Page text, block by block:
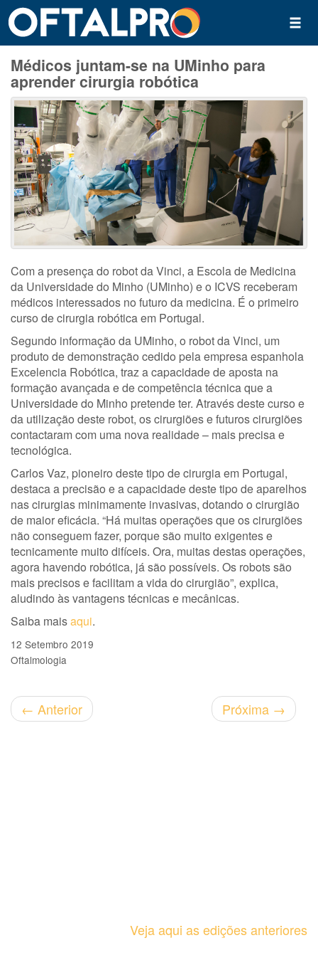
Médicos juntam-se na UMinho para
aprender cirurgia robótica
Com a presença do robot da Vinci, a Escola de Medicina
da Universidade do Minho (UMinho) e o ICVS receberam
médicos interessados no futuro da medicina. É o primeiro
curso de cirurgia robótica em Portugal.
Segundo informação da UMinho, o robot da Vinci, um
produto de demonstração cedido pela empresa espanhola
Excelencia Robótica, traz a capacidade de aposta na
formação avançada e de competência técnica que a
Universidade do Minho pretende ter. Através deste curso e
da utilização deste robot, os cirurgiões e futuros cirurgiões
contactaram com uma nova realidade – mais precisa e
tecnológica.
Carlos Vaz, pioneiro deste tipo de cirurgia em Portugal,
destaca a precisão e a capacidade deste tipo de aparelhos
nas cirurgias minimamente invasivas, dotando o cirurgião
de maior eficácia. “Há muitas operações que os cirurgiões
não conseguem fazer, porque são muito exigentes e
tecnicamente muito difíceis. Ora, muitas destas operações,
agora havendo robótica, já são possíveis. Os robots são
mais precisos e facilitam a vida do cirurgião”, explica,
aludindo às vantagens técnicas e mecânicas.
Saiba maisaqui.
12 Setembro 2019
Oftalmologia
← Anterior Próxima →
Veja aqui as edições anteriores